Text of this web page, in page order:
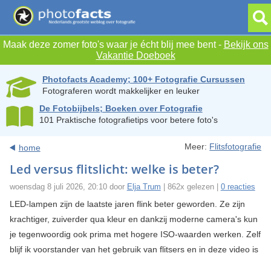
Maak deze zomer foto's waar je écht blij mee bent - Bekijk ons
Vakantie Doeboek
Photofacts Academy; 100+ Fotografie Cursussen
Fotograferen wordt makkelijker en leuker
De Fotobijbels; Boeken over Fotografie
101 Praktische fotografietips voor betere foto's
home Meer: Flitsfotografie
Led versus flitslicht: welke is beter?
woensdag 8 juli 2026, 20:10 door Elja Trum | 862x gelezen | 0 reacties
LED-lampen zijn de laatste jaren flink beter geworden. Ze zijn
krachtiger, zuiverder qua kleur en dankzij moderne camera's kun
je tegenwoordig ook prima met hogere ISO-waarden werken. Zelf
blijf ik voorstander van het gebruik van flitsers en in deze video is